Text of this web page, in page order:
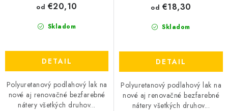
Skladom
od €20,10
DETAIL
Polyuretanový podlahový lak na
nové aj renovačné bezfarebné
nátery všetkých druhov...
Skladom
od €18,30
DETAIL
Polyuretanový podlahový lak na
nové aj renovačné bezfarebné
nátery všetkých druhov...